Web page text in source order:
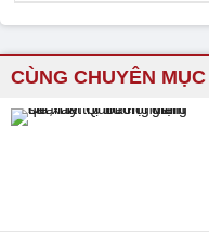
CÙNG CHUYÊN MỤC